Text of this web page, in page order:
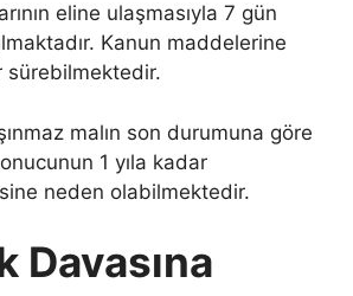
eline ulaşmasıyla 7 gün
Kanun maddelerine
sürebilmektedir.
malın son durumuna göre
1 yıla kadar
neden olabilmektedir.
Davasına